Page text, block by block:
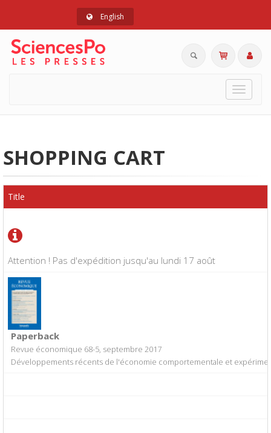
English
Toggle
SHOPPING CART
Attention ! Pas d'expédition jusqu'au lundi 17 août
Title
Paperback
Revue économique 68-5, septembre 2017
Développements récents de l'économie comportementale et